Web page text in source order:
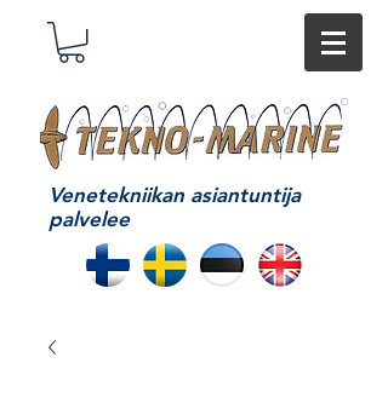
Venetekniikan asiantuntija
palvelee